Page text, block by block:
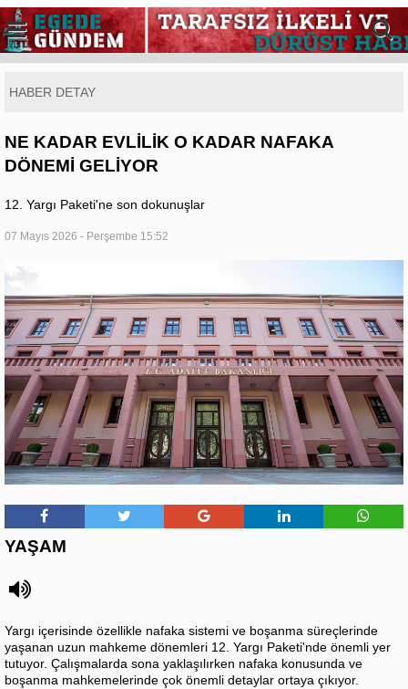
HABER DETAY
NE KADAR EVLİLİK O KADAR NAFAKA
DÖNEMİ GELİYOR
12. Yargı Paketi'ne son dokunuşlar
07 Mayıs 2026 - Perşembe 15:52
YAŞAM
Yargı içerisinde özellikle nafaka sistemi ve boşanma süreçlerinde
yaşanan uzun mahkeme dönemleri 12. Yargı Paketi'nde önemli yer
tutuyor. Çalışmalarda sona yaklaşılırken nafaka konusunda ve
boşanma mahkemelerinde çok önemli detaylar ortaya çıkıyor.